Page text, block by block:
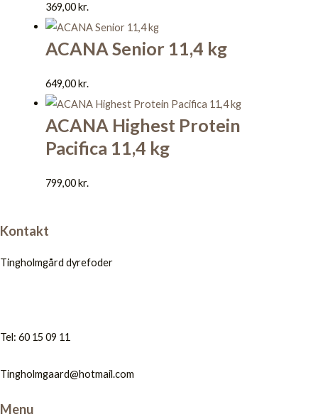
369,00kr.
ACANA Senior 11,4 kg
649,00kr.
ACANA Highest Protein
Pacifica 11,4 kg
799,00kr.
Kontakt
Tingholmgård dyrefoder
Tel: 60 15 09 11
Tingholmgaard@hotmail.com
Menu